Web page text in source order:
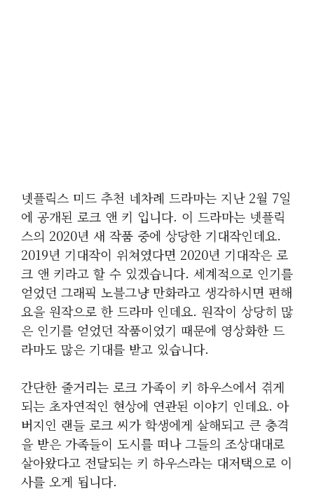
넷플릭스 미드 추천 네차례 드라마는 지난 2월 7일
에 공개된 로크 앤 키 입니다. 이 드라마는 넷플릭
스의 2020년 새 작품 중에 상당한 기대작인데요.
2019년 기대작이 위쳐였다면 2020년 기대작은 로
크 앤 키라고 할 수 있겠습니다. 세계적으로 인기를
얻었던 그래픽 노블그냥 만화라고 생각하시면 편해
요을 원작으로 한 드라마 인데요. 원작이 상당히 많
은 인기를 얻었던 작품이었기 때문에 영상화한 드
라마도 많은 기대를 받고 있습니다.
간단한 줄거리는 로크 가족이 키 하우스에서 겪게
되는 초자연적인 현상에 연관된 이야기 인데요. 아
버지인 랜들 로크 씨가 학생에게 살해되고 큰 충격
을 받은 가족들이 도시를 떠나 그들의 조상대대로
살아왔다고 전달되는 키 하우스라는 대저택으로 이
사를 오게 됩니다.